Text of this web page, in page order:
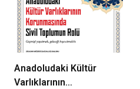
Anadoludaki Kültür
Varlıklarının